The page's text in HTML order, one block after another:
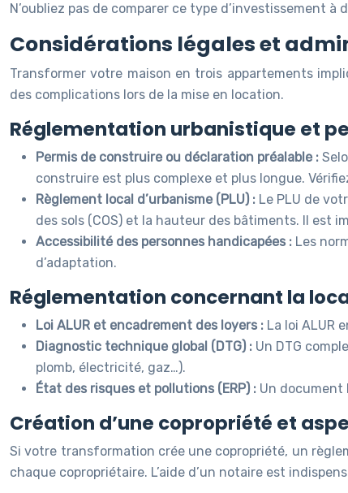
N’oubliez pas de comparer ce type d’investissement
Considérations légales et
Transformer votre maison en trois appartements
des complications lors de la mise en location.
Réglementation urbanistique et
Permis de construire ou déclaration préalable :
construire est plus complexe et plus longue.
Règlement local d’urbanisme (PLU) : Le PLU de
des sols (COS) et la hauteur des bâtiments. Il est
Accessibilité des personnes handicapées : Les
d’adaptation.
Réglementation concernant la
Loi ALUR et encadrement des loyers : La loi ALUR
Diagnostic technique global (DTG) : Un DTG
plomb, électricité, gaz…).
État des risques et pollutions (ERP) : Un document
Création d’une copropriété et
Si votre transformation crée une copropriété, un
chaque copropriétaire. L’aide d’un notaire est